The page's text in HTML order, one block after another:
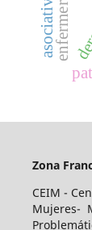
enfermería
Zona
CEIM -
Mujeres-